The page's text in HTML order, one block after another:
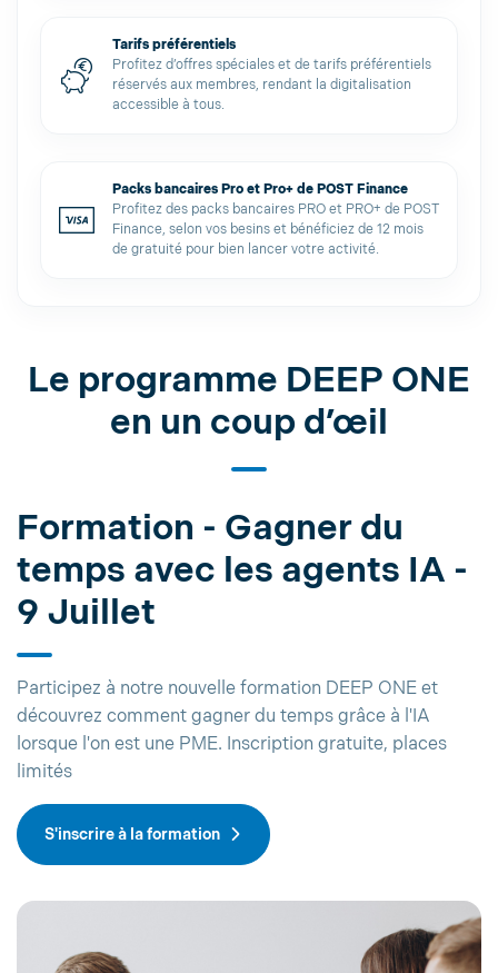
Tarifs préférentiels
Profitez d’offres spéciales et de tarifs préférentiels
réservés aux membres, rendant la digitalisation
accessible à tous.
Packs bancaires Pro et Pro+ de POST Finance
Profitez des packs bancaires PRO et PRO+ de POST
Finance, selon vos besins et bénéficiez de 12 mois
de gratuité pour bien lancer votre activité.
Le programme DEEP ONE
en un coup d’œil
Formation - Gagner du
temps avec les agents IA -
9 Juillet
Participez à notre nouvelle formation DEEP ONE et
découvrez comment gagner du temps grâce à l'IA
lorsque l'on est une PME. Inscription gratuite, places
limités
S'inscrire à la formation